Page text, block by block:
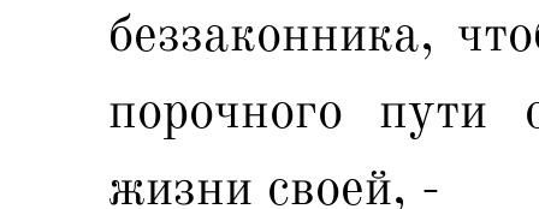
беззаконника,
порочного пути
жизни своей, -